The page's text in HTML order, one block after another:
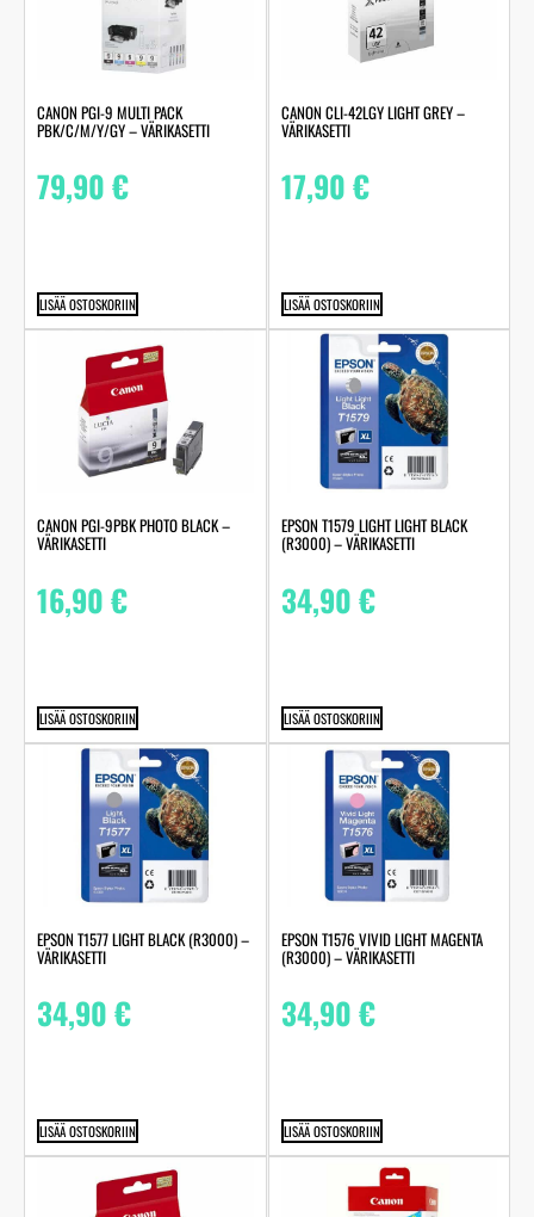
CANON PGI-9 MULTI PACK
PBK/C/M/Y/GY – VÄRIKASETTI
79,90€
LISÄÄ OSTOSKORIIN
CANON CLI-42LGY LIGHT GREY –
VÄRIKASETTI
17,90€
LISÄÄ OSTOSKORIIN
CANON PGI-9PBK PHOTO BLACK –
VÄRIKASETTI
16,90€
LISÄÄ OSTOSKORIIN
EPSON T1579 LIGHT LIGHT BLACK
(R3000) – VÄRIKASETTI
34,90€
LISÄÄ OSTOSKORIIN
EPSON T1577 LIGHT BLACK (R3000) –
VÄRIKASETTI
34,90€
LISÄÄ OSTOSKORIIN
EPSON T1576 VIVID LIGHT MAGENTA
(R3000) – VÄRIKASETTI
34,90€
LISÄÄ OSTOSKORIIN